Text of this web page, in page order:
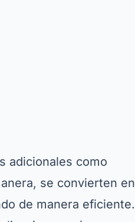
adicionales como
se convierten en
de manera eficiente.